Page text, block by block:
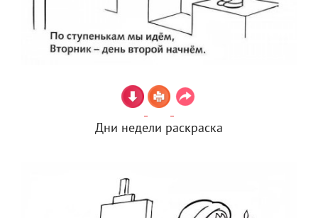
Дни недели раскраска